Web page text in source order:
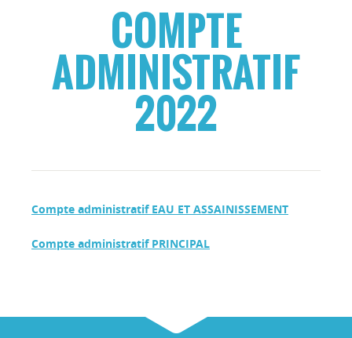
COMPTE
ADMINISTRATIF
2022
Compte administratif EAU ET ASSAINISSEMENT
Compte administratif PRINCIPAL